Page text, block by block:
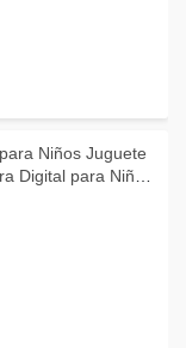
Niños Juguete
Digital para Niños
Pantalla 1080P
TF Tarjeta Regalos